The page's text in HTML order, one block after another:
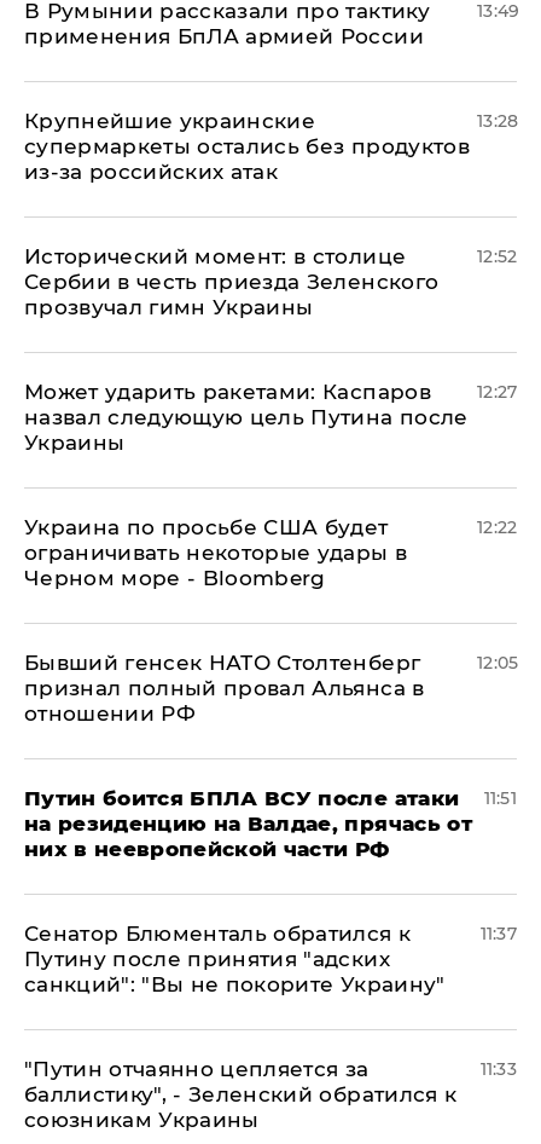
В Румынии рассказали про тактику
применения БпЛА армией России
13:49
Крупнейшие украинские
супермаркеты остались без продуктов
из-за российских атак
13:28
Исторический момент: в столице
Сербии в честь приезда Зеленского
прозвучал гимн Украины
12:52
Может ударить ракетами: Каспаров
назвал следующую цель Путина после
Украины
12:27
Украина по просьбе США будет
ограничивать некоторые удары в
Черном море - Bloomberg
12:22
Бывший генсек НАТО Столтенберг
признал полный провал Альянса в
отношении РФ
12:05
Путин боится БПЛА ВСУ после атаки
на резиденцию на Валдае, прячась от
них в неевропейской части РФ
11:51
Сенатор Блюменталь обратился к
Путину после принятия "адских
санкций": "Вы не покорите Украину"
11:37
"Путин отчаянно цепляется за
баллистику", - Зеленский обратился к
союзникам Украины
11:33